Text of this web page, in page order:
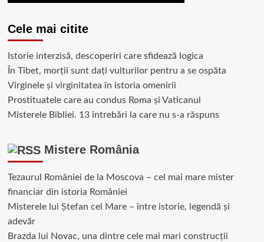
Cele mai citite
Istorie interzisă, descoperiri care sfidează logica
În Tibet, morții sunt dați vulturilor pentru a se ospăta
Virginele şi virginitatea în istoria omenirii
Prostituatele care au condus Roma și Vaticanul
Misterele Bibliei. 13 întrebări la care nu s-a răspuns
Mistere România
Tezaurul României de la Moscova – cel mai mare mister
financiar din istoria României
Misterele lui Ștefan cel Mare – între istorie, legendă și
adevăr
Brazda lui Novac, una dintre cele mai mari construcții